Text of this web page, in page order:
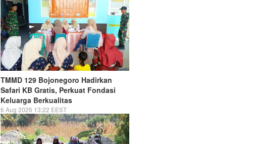
TMMD 129 Bojonegoro Hadirkan
Safari KB Gratis, Perkuat Fondasi
Keluarga Berkualitas
6 Aug 2026 13:22 EEST